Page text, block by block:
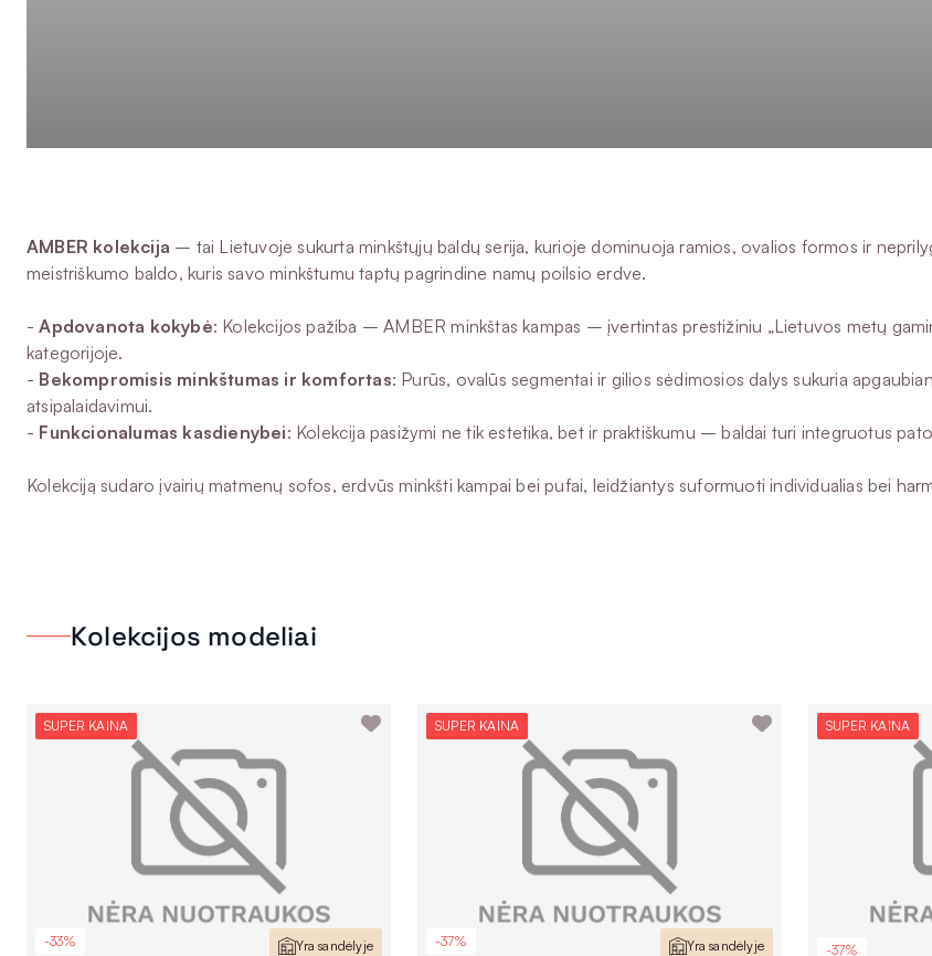
AMBER kolekcija – tai Lietuvoje sukurta minkštųjų baldų serija, kurioje dominuoja ramios, ovalios formos ir
meistriškumo baldo, kuris savo minkštumu taptų pagrindine namų poilsio erdve.
- Apdovanota kokybė: Kolekcijos pažiba – AMBER minkštas kampas – įvertintas prestižiniu „Lietuvos metų
kategorijoje.
- Bekompromisis minkštumas ir komfortas: Purūs, ovalūs segmentai ir gilios sėdimosios dalys sukuria
atsipalaidavimui.
- Funkcionalumas kasdienybei: Kolekcija pasižymi ne tik estetika, bet ir praktiškumu – baldai turi integruotus
Kolekciją sudaro įvairių matmenų sofos, erdvūs minkšti kampai bei pufai, leidžiantys suformuoti individualias bei
Kolekcijos modeliai
SUPER KAINA
-33% Yra sandėlyje
SUPER KAINA
-37% Yra sandėlyje
SUPER KAINA
-37%